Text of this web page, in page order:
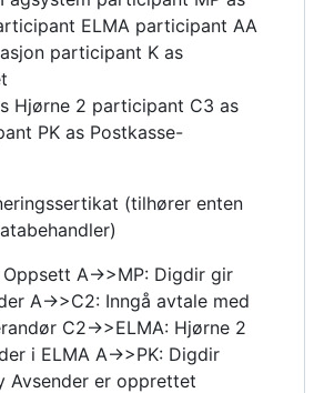
ELMA participant AA
participant K as
Hjørne 2 participant C3 as
PK as Postkasse-
(tilhører enten
A->>MP: Digdir gir
A->>C2: Inngå avtale med
C2->>ELMA: Hjørne 2
i ELMA A->>PK: Digdir
Avsender er opprettet